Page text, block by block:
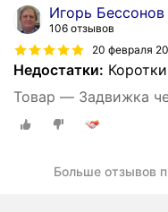
Игорь Бессонов
106 отзывов
20 февраля
Недостатки:
Товар — Задвижка
Больше отзывов